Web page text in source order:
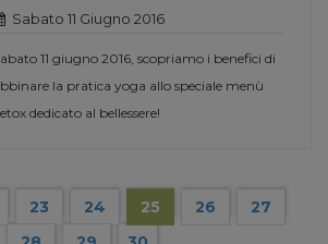
Sabato 11 Giugno 2016
11 giugno 2016, scopriamo i benefici di
la pratica yoga allo speciale menù
dedicato al bellessere!
23 24 25 26
27